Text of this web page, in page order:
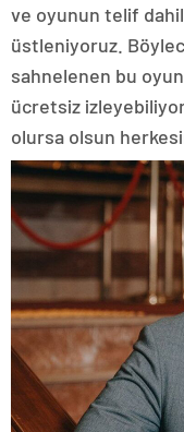
ve oyunun telif
üstleniyoruz.
sahnelenen bu
ücretsiz
olursa olsun